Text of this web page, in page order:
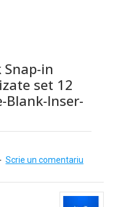
Snap-in
set 12
Blank-Inser-
- Scrie un comentariu